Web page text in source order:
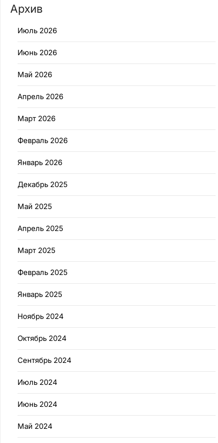
Архив
Июль 2026
Июнь 2026
Май 2026
Апрель 2026
Март 2026
Февраль 2026
Январь 2026
Декабрь 2025
Май 2025
Апрель 2025
Март 2025
Февраль 2025
Январь 2025
Ноябрь 2024
Октябрь 2024
Сентябрь 2024
Июль 2024
Июнь 2024
Май 2024